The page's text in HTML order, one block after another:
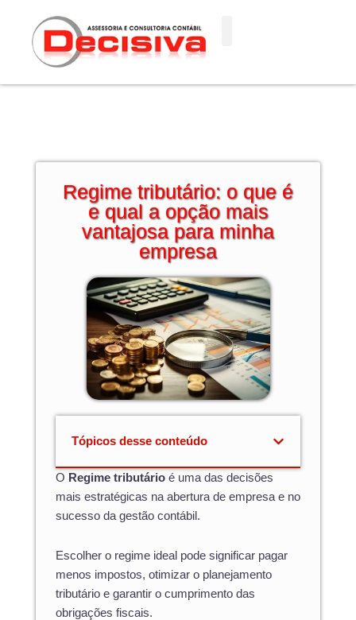
conteúdo
Regime tributário: o que é
e qual a opção mais
vantajosa para minha
empresa
Tópicos desse conteúdo
O Regime tributário é uma das decisões
mais estratégicas na abertura de empresa e no
sucesso da gestão contábil.
Escolher o regime ideal pode significar pagar
menos impostos, otimizar o planejamento
tributário e garantir o cumprimento das
obrigações fiscais.